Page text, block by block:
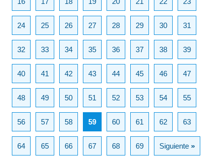
24 25 26 27 28 29 30 31
32 33 34 35 36 37 38 39
40 41 42 43 44 45 46 47
48 49 50 51 52 53 54 55
56 57 58 59 60 61 62 63
64 65 66 67 68 69 Siguiente»